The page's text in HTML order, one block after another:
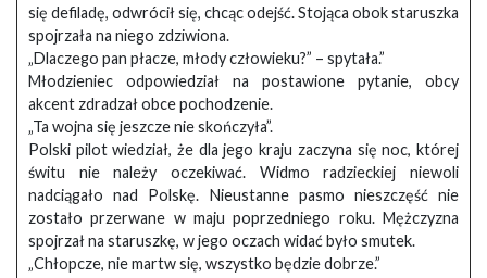
się defiladę, odwrócił się, chcąc odejść. Stojąca obok staruszka
spojrzała na niego zdziwiona.
„Dlaczego pan płacze, młody człowieku?” – spytała.”
Młodzieniec odpowiedział na postawione pytanie, obcy
akcent zdradzał obce pochodzenie.
„Ta wojna się jeszcze nie skończyła”.
Polski pilot wiedział, że dla jego kraju zaczyna się noc, której
świtu nie należy oczekiwać. Widmo radzieckiej niewoli
nadciągało nad Polskę. Nieustanne pasmo nieszczęść nie
zostało przerwane w maju poprzedniego roku. Mężczyzna
spojrzał na staruszkę, w jego oczach widać było smutek.
„Chłopcze, nie martw się, wszystko będzie dobrze.”